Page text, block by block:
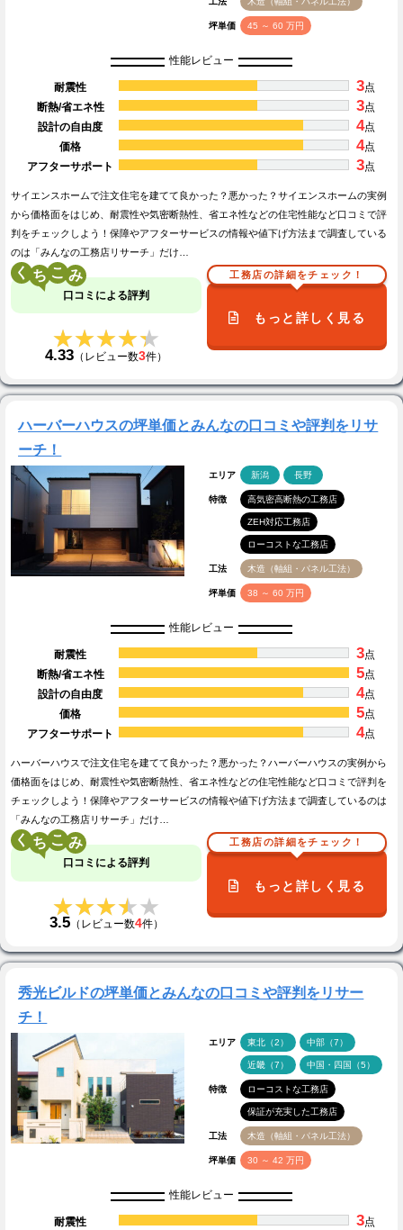
坪単価 45 ～ 60 万円
性能レビュー
耐震性 3点
断熱/省エネ性
3点
設計の自由度
4点
価格
4点
アフターサポート
3点
サイエンスホームで注文住宅を建てて良かった？悪かった？サイエンスホームの実例
から価格面をはじめ、耐震性や気密断熱性、省エネ性などの住宅性能など口コミで評
判をチェックしよう！保障やアフターサービスの情報や値下げ方法まで調査している
のは「みんなの工務店リサーチ」だけ…
く こ
口コミによる評判
★★★★★
★★★★★
4.33 （レビュー数3件）
工務店の詳細をチェック！
もっと詳しく見る
ハーバーハウスの坪単価とみんなの口コミや評判をリサ
ーチ！
エリア 新潟 長野
特徴 高気密高断熱の工務店
ZEH対応工務店
ローコストな工務店
工法 木造（軸組・パネル工法）
坪単価 38 ～ 60 万円
性能レビュー
耐震性 3点
断熱/省エネ性
5点
設計の自由度
4点
価格
5点
アフターサポート
4点
ハーバーハウスで注文住宅を建てて良かった？悪かった？ハーバーハウスの実例から
価格面をはじめ、耐震性や気密断熱性、省エネ性などの住宅性能など口コミで評判を
チェックしよう！保障やアフターサービスの情報や値下げ方法まで調査しているのは
「みんなの工務店リサーチ」だけ…
く こ
口コミによる評判
★★★★★
★★★★★
3.5（レビュー数4件）
工務店の詳細をチェック！
もっと詳しく見る
秀光ビルドの坪単価とみんなの口コミや評判をリサー
チ！
エリア 東北（2） 中部（7）
近畿（7） 中国・四国（5）
特徴 ローコストな工務店
保証が充実した工務店
工法 木造（軸組・パネル工法）
坪単価 30 ～ 42 万円
性能レビュー
耐震性 3点